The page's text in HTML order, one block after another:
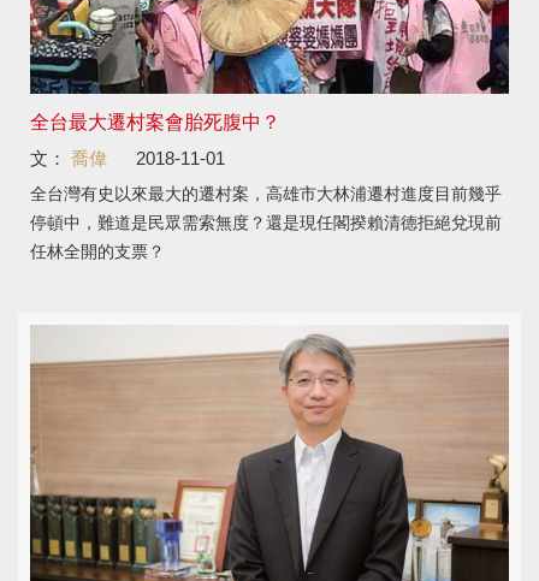
全台最大遷村案會胎死腹中？
文： 喬偉 2018-11-01
全台灣有史以來最大的遷村案，高雄市大林浦遷村進度目前幾乎
停頓中，難道是民眾需索無度？還是現任閣揆賴清德拒絕兌現前
任林全開的支票？